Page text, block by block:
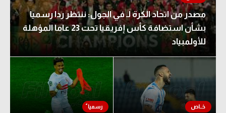
مصدر من اتحاد الكرة لـ في الجول: ننتظر ردا رسميا
بشأن استضافة كأس إفريقيا تحت 23 عاما المؤهلة
للأولمبياد